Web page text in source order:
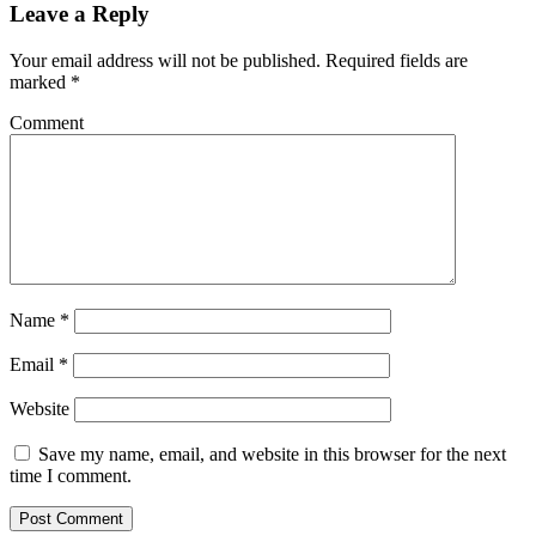
Leave a Reply
Your email address will not be published. Required fields are
marked *
Comment
Name *
Email *
Website
Save my name, email, and website in this browser for the next
time I comment.